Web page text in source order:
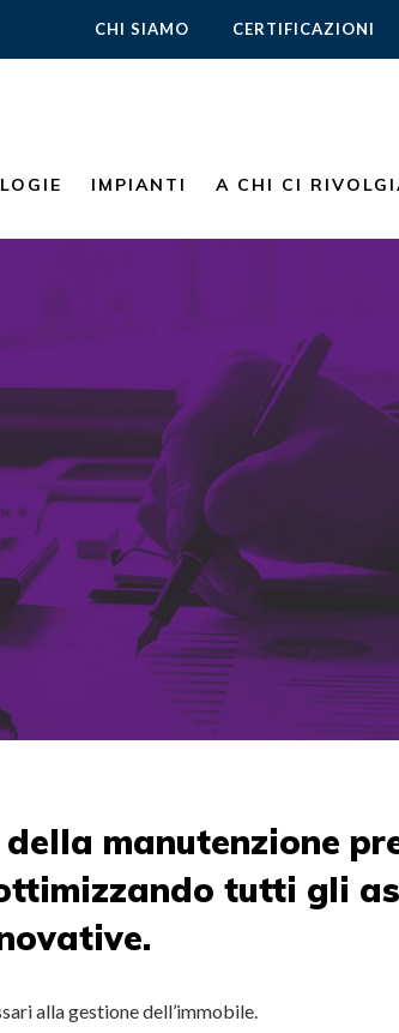
CHI SIAMO CERTIFICAZIONI
IMPIANTI A CHI CI
manutenzione
tutti gli
alla gestione dell’immobile.